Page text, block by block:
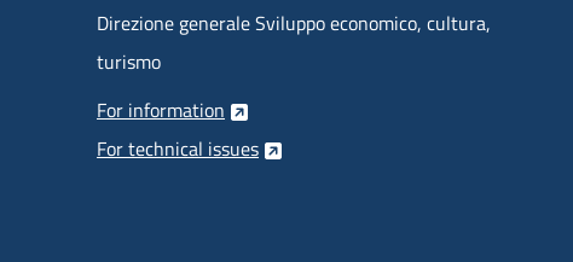
Direzione generale Sviluppo economico, cultura,
turismo
For information
For technical issues